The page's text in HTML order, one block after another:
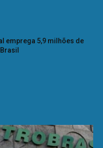
emprega 5,9 milhões de